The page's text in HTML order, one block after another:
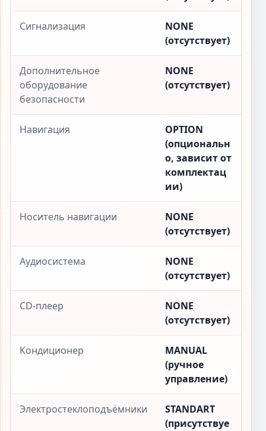
Сигнализация
NONE
(отсутствует)
Дополнительное
оборудование
безопасности
NONE
(отсутствует)
Навигация
OPTION
(опциональн
о, зависит от
комплектац
ии)
Носитель навигации
NONE
(отсутствует)
Аудиосистема
NONE
(отсутствует)
CD-плеер
NONE
(отсутствует)
Кондиционер
MANUAL
(ручное
управление)
Электростеклоподъёмники
STANDART
(присутствуе